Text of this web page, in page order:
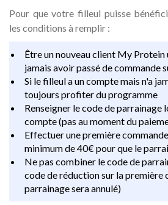
Pour que votre filleul puisse
les conditions à remplir :
Être un nouveau client My Protein
jamais avoir passé de commande
Si le filleul a un compte mais n'a
toujours profiter du programme
Renseigner le code de parrainage
compte (pas au moment du
Effectuer une première
minimum de 40€ pour que le
Ne pas combiner le code de
code de réduction sur la première
parrainage sera annulé)